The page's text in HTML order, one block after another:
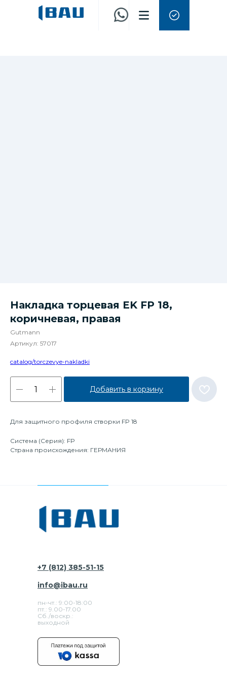
Накладка торцевая EK FP 18,
коричневая, правая
Gutmann
Артикул: 57017
catalog/torczevye-nakladki
Добавить в корзину
Для защитного профиля створки FP 18
Система (Серия): FP
Страна происхождения: ГЕРМАНИЯ
+7 (812) 385-51-15
пн-чт.: 9:00-18:00
пт.: 9.00-17.00
Сб./воскр.:
выходной
info@ibau.ru